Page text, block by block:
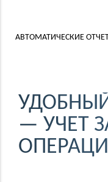
АВТОМАТИЧЕСКИЕ
— УЧЕТ